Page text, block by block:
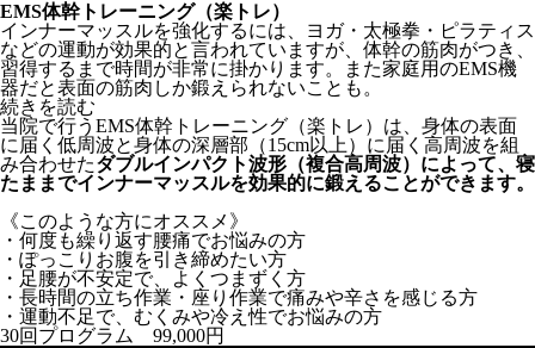
EMS体幹トレーニング（楽トレ）
インナーマッスルを強化するには、ヨガ・太極拳・ピラティス
などの運動が効果的と言われていますが、体幹の筋肉がつき、
習得するまで時間が非常に掛かります。また家庭用のEMS機
器だと表面の筋肉しか鍛えられないことも。
続きを読む
当院で行うEMS体幹トレーニング（楽トレ）は、身体の表面
に届く低周波と身体の深層部（15cm以上）に届く高周波を組
み合わせたダブルインパクト波形（複合高周波）によって、寝
たままでインナーマッスルを効果的に鍛えることができます。
《このような方にオススメ》
・何度も繰り返す腰痛でお悩みの方
・ぽっこりお腹を引き締めたい方
・足腰が不安定で、よくつまずく方
・長時間の立ち作業・座り作業で痛みや辛さを感じる方
・運動不足で、むくみや冷え性でお悩みの方
30回プログラム 99,000円